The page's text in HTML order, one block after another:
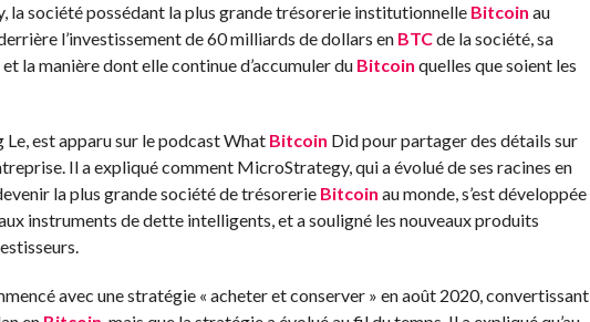
la société possédant la plus grande trésorerie institutionnelle Bitcoin au
l’investissement de 60 milliards de dollars en BTCde la société, sa
la manière dont elle continue d’accumuler du Bitcoin quelles que soient les
est apparu sur le podcast What Bitcoin Did pour partager des détails sur
Il a expliqué comment MicroStrategy, qui a évolué de ses racines en
la plus grande société de trésorerie Bitcoin au monde, s’est développée
instruments de dette intelligents, et a souligné les nouveaux produits
avec une stratégie « acheter et conserver » en août 2020, convertissant